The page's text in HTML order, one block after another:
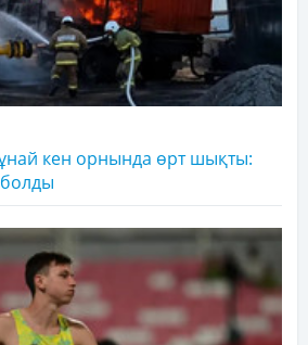
кен орнында өрт шықты: